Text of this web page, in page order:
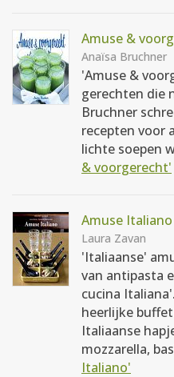
Amuse &
Anaïsa Bruchner
'Amuse &
gerechten die
Bruchner
recepten voor
lichte soepen
& voorgerecht'
Amuse Italiano
Laura Zavan
'Italiaanse'
van antipasta
cucina
heerlijke
Italiaanse
mozzarella,
Italiano'